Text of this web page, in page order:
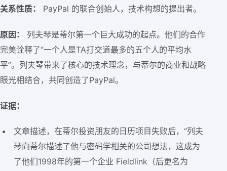
关系性质： PayPal 的联合创始人，技术构想的提出者。
原因：
列夫琴是蒂尔第一个巨大成功的起点。他们的合作
完美诠释了“一个人是TA打交道最多的五个人的平均水
平”。列夫琴带来了核心的技术理念，与蒂尔的商业和战略
眼光相结合，共同创造了PayPal。
证据：
文章描述，在蒂尔投资朋友的日历项目失败后，“列夫
琴向蒂尔描述了他与密码学相关的公司想法，这成为
了他们1998年的第一个企业 Fieldlink（后更名为